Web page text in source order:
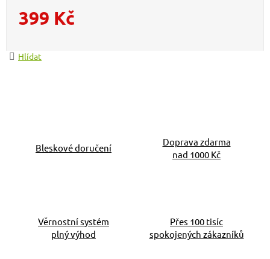
399 Kč
Hlídat
Bleskové doručení
Doprava zdarma
nad 1000 Kč
Věrnostní systém
plný výhod
Přes 100 tisíc
spokojených zákazníků